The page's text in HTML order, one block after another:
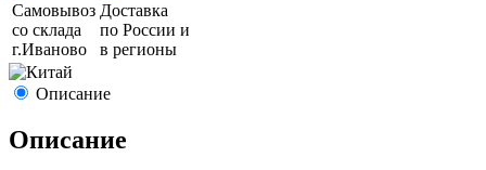
Самовывоз
со склада
г.Иваново
Доставка
по России и
в регионы
Описание
Описание